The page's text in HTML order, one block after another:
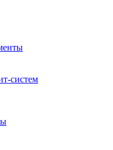
систем